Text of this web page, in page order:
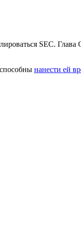
SEC. Глава
нанести ей